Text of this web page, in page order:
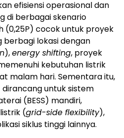
efisiensi operasional dan
di berbagai skenario
(0,25P) cocok untuk proyek
lokasi dengan
),energy shifting, proyek
kebutuhan listrik
malam hari. Sementara itu,
dirancang untuk sistem
(BESS) mandiri,
(grid-side flexibility),
siklus tinggi lainnya.